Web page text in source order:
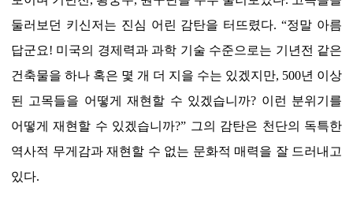
둘러보던 키신저는 진심 어린 감탄을 터뜨렸다. “정말 아름
답군요! 미국의 경제력과 과학 기술 수준으로는 기년전 같은
건축물을 하나 혹은 몇 개 더 지을 수는 있겠지만, 500년 이상
된 고목들을 어떻게 재현할 수 있겠습니까? 이런 분위기를
어떻게 재현할 수 있겠습니까?” 그의 감탄은 천단의 독특한
역사적 무게감과 재현할 수 없는 문화적 매력을 잘 드러내고
있다.